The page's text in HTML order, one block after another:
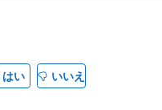
はい いいえ